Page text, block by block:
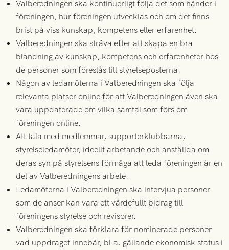
Valberedningen ska kontinuerligt följa det som händer i
föreningen, hur föreningen utvecklas och om det finns
brist på viss kunskap, kompetens eller erfarenhet.
Valberedningen ska sträva efter att skapa en bra
blandning av kunskap, kompetens och erfarenheter hos
de personer som föreslås till styrelseposterna.
Någon av ledamöterna i Valberedningen ska följa
relevanta platser online för att Valberedningen även ska
vara uppdaterade om vilka samtal som förs om
föreningen online.
Att tala med medlemmar, supporterklubbarna,
styrelseledamöter, ideellt arbetande och anställda om
deras syn på styrelsens förmåga att leda föreningen är en
del av Valberedningens arbete.
Ledamöterna i Valberedningen ska intervjua personer
som de anser kan vara ett värdefullt bidrag till
föreningens styrelse och revisorer.
Valberedningen ska förklara för nominerade personer
vad uppdraget innebär, bl.a. gällande ekonomisk status i